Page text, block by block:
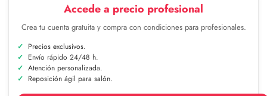
Accede a precio profesional
Crea tu cuenta gratuita y compra con condiciones para profesionales.
Precios exclusivos.
Envío rápido 24/48 h.
Atención personalizada.
Reposición ágil para salón.